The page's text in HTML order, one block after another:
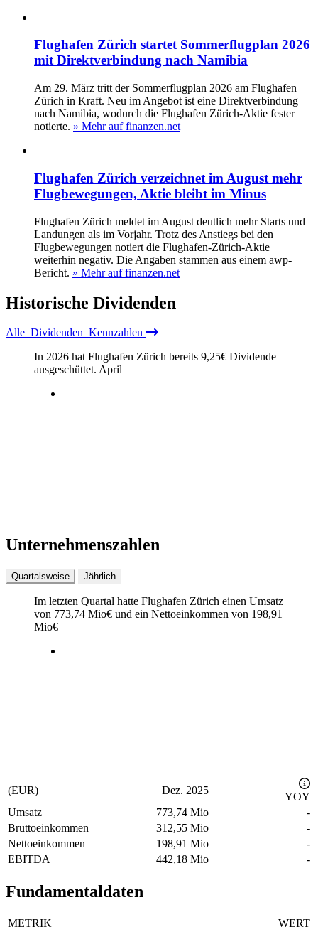
Flughafen Zürich startet Sommerflugplan 2026
mit Direktverbindung nach Namibia
Am 29. März tritt der Sommerflugplan 2026 am Flughafen
Zürich in Kraft. Neu im Angebot ist eine Direktverbindung
nach Namibia, wodurch die Flughafen Zürich-Aktie fester
notierte. » Mehr auf finanzen.net
Flughafen Zürich verzeichnet im August mehr
Flugbewegungen, Aktie bleibt im Minus
Flughafen Zürich meldet im August deutlich mehr Starts und
Landungen als im Vorjahr. Trotz des Anstiegs bei den
Flugbewegungen notiert die Flughafen-Zürich-Aktie
weiterhin negativ. Die Angaben stammen aus einem awp-
Bericht. » Mehr auf finanzen.net
Historische Dividenden
Alle Dividenden Kennzahlen
In 2026 hat Flughafen Zürich bereits 9,25€ Dividende
ausgeschüttet. April
Unternehmenszahlen
Quartalsweise Jährlich
Im letzten Quartal hatte Flughafen Zürich einen Umsatz
von 773,74 Mio€ und ein Nettoeinkommen von 198,91
Mio€
(EUR) Dez. 2025
YOY
Umsatz
773,74 Mio
-
Bruttoeinkommen
312,55 Mio
-
Nettoeinkommen
198,91 Mio
-
EBITDA
442,18 Mio -
Fundamentaldaten
METRIK
WERT